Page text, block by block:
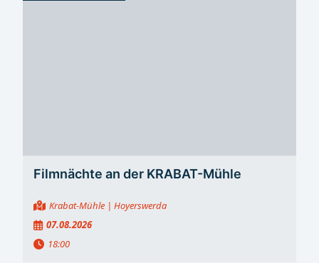
Filmnächte an der KRABAT-Mühle
Krabat-Mühle | Hoyerswerda
07.08.2026
18:00